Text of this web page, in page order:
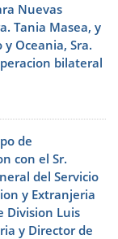
Nuevas
Tania Masea, y
Oceania, Sra.
bilateral
de
con el Sr.
del Servicio
y Extranjeria
Division Luis
y Director de